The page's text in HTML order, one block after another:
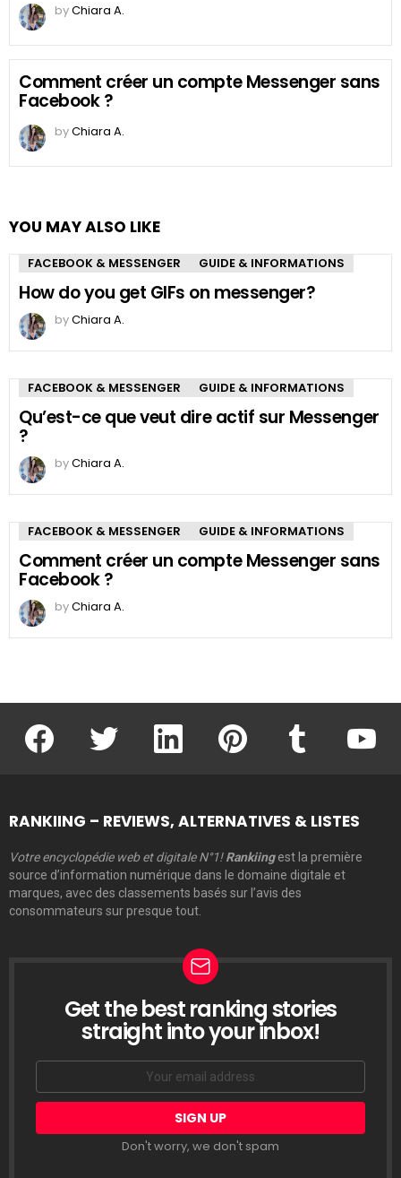
byChiara A.
Comment créer un compte Messenger sans
Facebook ?
byChiara A.
YOU MAY ALSO LIKE
FACEBOOK & MESSENGER GUIDE & INFORMATIONS
How do you get GIFs on messenger?
byChiara A.
FACEBOOK & MESSENGER GUIDE & INFORMATIONS
Qu’est-ce que veut dire actif sur Messenger
?
byChiara A.
FACEBOOK & MESSENGER GUIDE & INFORMATIONS
Comment créer un compte Messenger sans
Facebook ?
byChiara A.
facebook twitter linkedin pinterest
RANKIING – REVIEWS, ALTERNATIVES & LISTES
Votre encyclopédie web et digitale N°1! Rankiingest la première
source d’information numérique dans le domaine digitale et
marques, avec des classements basés sur l’avis des
consommateurs sur presque tout.
LETTRE
D’INFORMATION
Get the best ranking stories
straight into your inbox!
Email
Don't worry, we don't spam